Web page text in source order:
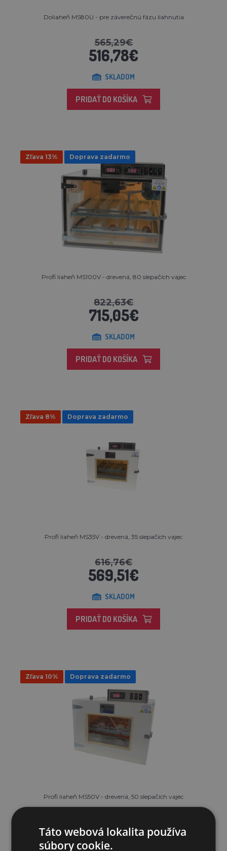
Doliaheň MS80U - pre záverečnú fázu liahnutia
565,29€
516,78€
SKLADOM
PRIDAŤ DO KOŠÍKA
Zľava 13% Doprava zadarmo
Profi liaheň MS100V - drevená, 80 slepačích vajec
822,63€
715,05€
SKLADOM
PRIDAŤ DO KOŠÍKA
Zľava 8% Doprava zadarmo
Profi liaheň MS35V - drevená, 35 slepačích vajec
616,76€
569,51€
SKLADOM
PRIDAŤ DO KOŠÍKA
Zľava 10% Doprava zadarmo
Profi liaheň MS50V - drevená, 50 slepačích vajec
611,70€
Táto webová lokalita používa
súbory cookie.